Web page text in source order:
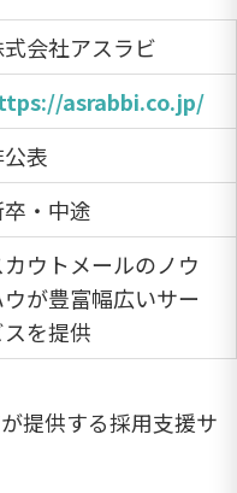
式会社アスラビ
asrabbi.co.jp/
表
・中途
カウトメールのノウ
ウが豊富幅広いサー
スを提供
提供する採用支援サ